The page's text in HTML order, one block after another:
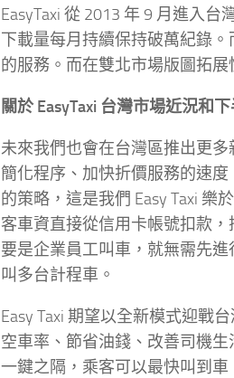
EasyTaxi 從 2013 年 9 月進入
下載量每月持續保持破萬紀錄
的服務。而在雙北市場版圖拓
關於 EasyTaxi 台灣市場近況和
未來我們也會在台灣區推出更
簡化程序、加快折價服務的速
的策略，這是我們 Easy Taxi 樂
客車資直接從信用卡帳號扣款
要是企業員工叫車，就無需先
叫多台計程車。
Easy Taxi 期望以全新模式迎戰
空車率、節省油錢、改善司機
一鍵之隔，乘客可以最快叫到